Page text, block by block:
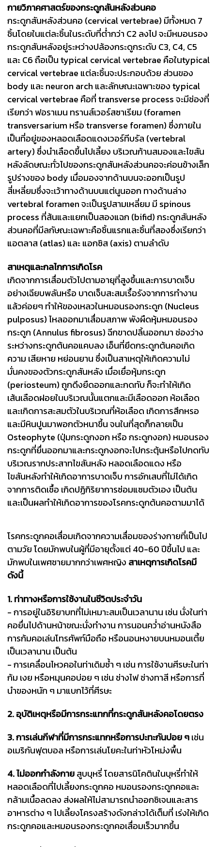
กายวิภาคศาสตร์ของกระดูกสันหลังส่วนคอ
กระดูกสันหลังส่วนคอ (cervical vertebrae) มีทั้งหมด 7
ชิ้นโดยในแต่ละชิ้นในระดับที่ต่ำกว่า C2 ลงไป จะมีหมอนรอง
กระดูกสันหลังอยู่ระหว่างปล้องกระดูกระดับ C3, C4, C5
และ C6 ถือเป็น typical cervical vertebrae คือในtypical
cervical vertebrae แต่ละชิ้นจะประกอบด้วย ส่วนของ
body และ neuron arch และลักษณะเฉพาะของ typical
cervical vertebrae คือที่ transverse process จะมีช่องที่
เรียกว่า ฟอราเมน ทรานส์เวอร์สซาเรียม (foramen
transversarium หรือ transverse foramen) ซึ่งภายใน
เป็นที่อยู่ของหลอดเลือดแดงเวอร์ทีบรัล (vertebral
artery) ซึ่งนำเลือดขึ้นไปเลี้ยง บริเวณก้านสมองและไขสัน
หลังลัดษณะทั่วไปของกระดูกสันหลังส่วนคอจะค่อนข้างเล็ก
รูปร่างของ body เมื่อมองจากด้านบนจะออกเป็นรูป
สี่เหลี่ยมซึ่งจะเว้าทางด้านบนแต่นูนออก ทางด้านล่าง
vertebral foramen จะเป็นรูปสามเหลี่ยม มี spinous
process ที่ส้นและแยกเป็นสองแฉก (bifid) กระดูกสันหลัง
ส่วนคอที่มีลกัษณะเฉพาะคือชิ้นแรกและชิ้นที่สองซึ่งเรียกว่า
แอตลาส (atlas) และ แอกซิส (axis) ตามลำดับ
สาเหตุและกลไกการเกิดโรค
เกิดจากการเสื่อมตัวไปตามอายุที่สูงขึ้นและการบาดเจ็บ
อย่างเฉียบพลันหรือ บาดเจ็บสะสมเรื้อรังจากการทำงาน
แล้วค่อยๆ ทำให้ของเหลวในหมอนรองกระดูก (Nucleus
pulposus) ไหลออกมาเสื่อมสภาพ พังผืดหุ้มหมอนรอง
กระดูก (Annulus fibrosus) ฉีกขาดปลิ้นออกมา ช่องว่าง
ระหว่างกระดูกต้นคอแคบลง เอ็นที่ยึดกระดูกต้นคอเกิด
ความ เสียหาย หย่อนยาน ซึ่งเป็นสาเหตุให้เกิดความไม่
มั่นคงของตัวกระดูกสันหลัง เมื่อเยื่อหุ้มกระดูก
(periosteum) ถูกดึงยืดออกและกดทับ ก็จะทำให้เกิด
เส้นเลือดฝอยในบริเวณนั้นแตกและมีเลือดออก ห้อเลือด
และเกิดการสะสมตัวในบริเวณที่ห้อเลือด เกิดการสึกหรอ
และมีหินปูนมาพอกตัวหนาขึ้น จนในที่สุดก็กลายเป็น
Osteophyte (ปุ่มกระดูกงอก หรือ กระดูกงอก) หมอนรอง
กระดูกที่ยื่นออกมาและกระดูกงอกจะไปกระตุ้นหรือไปกดทับ
บริเวณรากประสาทไขสันหลัง หลอดเลือดแดง หรือ
ไขสันหลังทำให้เกิดอาการบาดเจ็บ การอักเสบที่ไม่ได้เกิด
จากการติดเชื้อ เกิดปฏิกิริยาการซ่อมแซมตัวเอง เป็นต้น
และเป็นผลทำให้เกิดอาการของโรคกระดูกต้นคอตามมาได้
โรคกระดูกคอเสื่อมเกิดจากความเสื่อมของร่างกายที่เป็นไป
ตามวัย โดยมักพบในผู้ที่มีอายุตั้งแต่ 40-60 ปีขึ้นไป และ
มักพบในเพศชายมากกว่าเพศหญิง สาเหตุการเกิดโรคมี
ดังนี้
1. ท่าทางหรือการใช้งานในชีวิตประจำวัน
- การอยู่ในอิริยาบทที่ไม่เหมาะสมเป็นเวลานาน เช่น นั่งในท่า
คอยื่นไปด้านหน้าขณะนั่งทำงาน การนอนคว่ำอ่านหนังสือ
การก้มคอเล่นโทรศัพท์มือถือ หรือนอนหงายบนหมอนเตี้ย
เป็นเวลานาน เป็นต้น
- การเคลื่อนไหวคอในท่าเดิมซ้ำ ๆ เช่น การใช้งานศีรษะในท่า
ก้ม เงย หรือหมุนคอบ่อย ๆ เช่น ช่างไฟ ช่างทาสี หรือการที่
นำของหนัก ๆ มาแบกไว้ที่ศีรษะ
2. อุบัติเหตุหรือมีการกระแทกที่กระดูกสันหลังคอโดยตรง
3. การเล่นกีฬาที่มีการกระแทกหรือการปะทะกันบ่อย ๆเช่น
อเมริกันฟุตบอล หรือการเล่นโยคะในท่าหัวโหม่งพื้น
4. ไม่ออกกำลังกายสูบบุหรี่ โดยสารนิโคตินในบุหรี่ทำให้
หลอดเลือดที่ไปเลี้ยงกระดูกคอ หมอนรองกระดูกคอและ
กล้ามเนื้อลดลง ส่งผลให้ไม่สามารถนำออกซิเจนและสาร
อาหารต่าง ๆ ไปเลี้ยงโครงสร้างดังกล่าวได้เต็มที่ เร่งให้เกิด
กระดูกคอและหมอนรองกระดูกคอเสื่อมเร็วมากขึ้น